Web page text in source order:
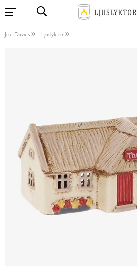
Joe Davies Ljuslyktor